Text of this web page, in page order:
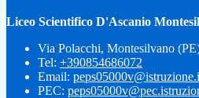
Liceo Scientifico D'Ascanio
Via Polacchi, Montesilvano
Tel: +390854686072
Email:
PEC: